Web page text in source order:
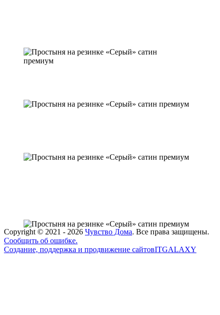
Copyright © 2021 - 2026 Чувство Дома. Все права защищены.
Сообщить об ошибке.
Создание, поддержка и продвижение сайтовITGALAXY